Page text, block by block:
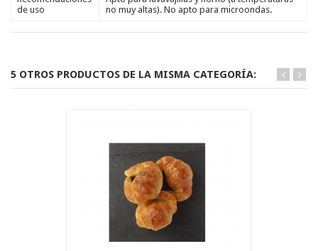
de uso
no muy altas). No apto para microondas.
5 OTROS PRODUCTOS DE LA MISMA CATEGORÍA: